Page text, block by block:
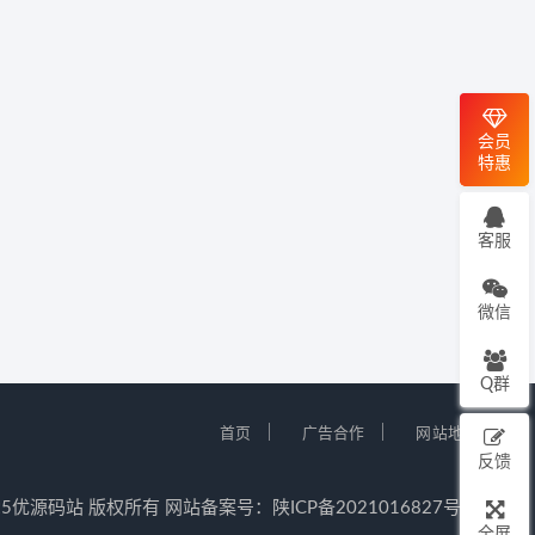
首页 广告合作 网站地图
源码站 版权所有 网站备案号： 陕ICP备2021016827号-5
会员
特惠
客服
微信
Q群
反馈